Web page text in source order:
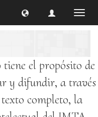
el propósito de
y difundir, a través
texto completo, la